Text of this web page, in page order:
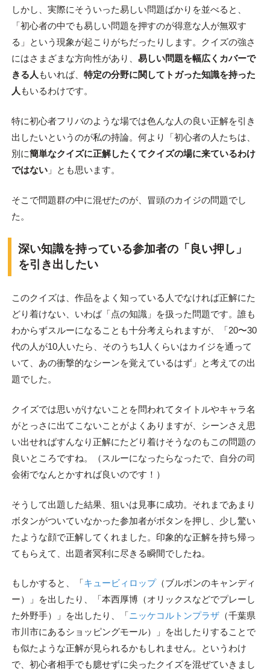
しかし、実際にそういった易しい問題ばかりを並べると、
「初心者の中でも易しい問題を押すのが得意な人が無双す
る」という現象が起こりがちだったりします。クイズの強さ
にはさまざまな方向性があり、 易しい問題を幅広くカバーで
きる人 もいれば、 特定の分野に関してトガった知識を持った
人 もいるわけです。
特に初心者フリバのような場では色んな人の良い正解を引き
出したいというのが私の持論。何より「初心者の人たちは、
別に簡単なクイズに正解したくてクイズの場に来ているわけ
ではない」とも思います。
そこで問題群の中に混ぜたのが、冒頭のカイジの問題でし
た。
深い知識を持っている参加者の「良い押し」
を引き出したい
このクイズは、作品をよく知っている人でなければ正解にた
どり着けない、いわば「点の知識」を扱った問題です。誰も
わからずスルーになることも十分考えられますが、「20〜30
代の人が10人いたら、そのうち1人くらいはカイジを通って
いて、あの衝撃的なシーンを覚えているはず」と考えての出
題でした。
クイズでは思いがけないことを問われてタイトルやキャラ名
がとっさに出てこないことがよくありますが、シーンさえ思
い出せればすんなり正解にたどり着けそうなのもこの問題の
良いところですね。（スルーになったらなったで、自分の司
会術でなんとかすれば良いのです！）
そうして出題した結果、狙いは見事に成功。それまであまり
ボタンがついていなかった参加者がボタンを押し、少し驚い
たような顔で正解してくれました。印象的な正解を持ち帰っ
てもらえて、出題者冥利に尽きる瞬間でしたね。
もしかすると、「 キュービィロップ（ブルボンのキャンディ
ー）」を出したり、「本西厚博（オリックスなどでプレーし
た外野手）」を出したり、「 ニッケコルトンプラザ（千葉県
市川市にあるショッピングモール）」を出したりすることで
も似たような正解が見られるかもしれません。というわけ
で、初心者相手でも臆せずに尖ったクイズを混ぜていきまし